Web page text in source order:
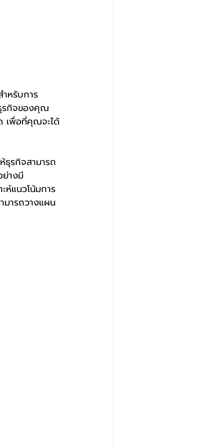
ธุรกิจของคุณ
เพื่อที่คุณจะได้
ย่างมี
ห์แนวโน้มการ
มารถวางแผน